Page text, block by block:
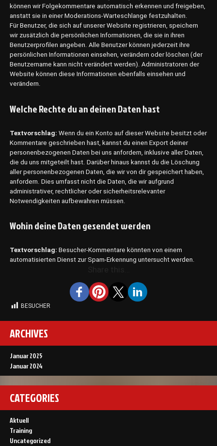
können wir Folgekommentare automatisch erkennen und freigeben,
anstatt sie in einer Moderations-Warteschlange festzuhalten.
Für Benutzer, die sich auf unserer Website registrieren, speichern
wir zusätzlich die persönlichen Informationen, die sie in ihren
Benutzerprofilen angeben. Alle Benutzer können jederzeit ihre
persönlichen Informationen einsehen, verändern oder löschen (der
Benutzername kann nicht verändert werden). Administratoren der
Website können diese Informationen ebenfalls einsehen und
verändern.
Welche Rechte du an deinen Daten hast
Textvorschlag: Wenn du ein Konto auf dieser Website besitzt oder
Kommentare geschrieben hast, kannst du einen Export deiner
personenbezogenen Daten bei uns anfordern, inklusive aller Daten,
die du uns mitgeteilt hast. Darüber hinaus kannst du die Löschung
aller personenbezogenen Daten, die wir von dir gespeichert haben,
anfordern. Dies umfasst nicht die Daten, die wir aufgrund
administrativer, rechtlicher oder sicherheitsrelevanter
Notwendigkeiten aufbewahren müssen.
Wohin deine Daten gesendet werden
Textvorschlag: Besucher-Kommentare könnten von einem
automatisierten Dienst zur Spam-Erkennung untersucht werden.
BESUCHER
ARCHIVES
Januar 2025
Januar 2024
CATEGORIES
Aktuell
Training
Uncategorized